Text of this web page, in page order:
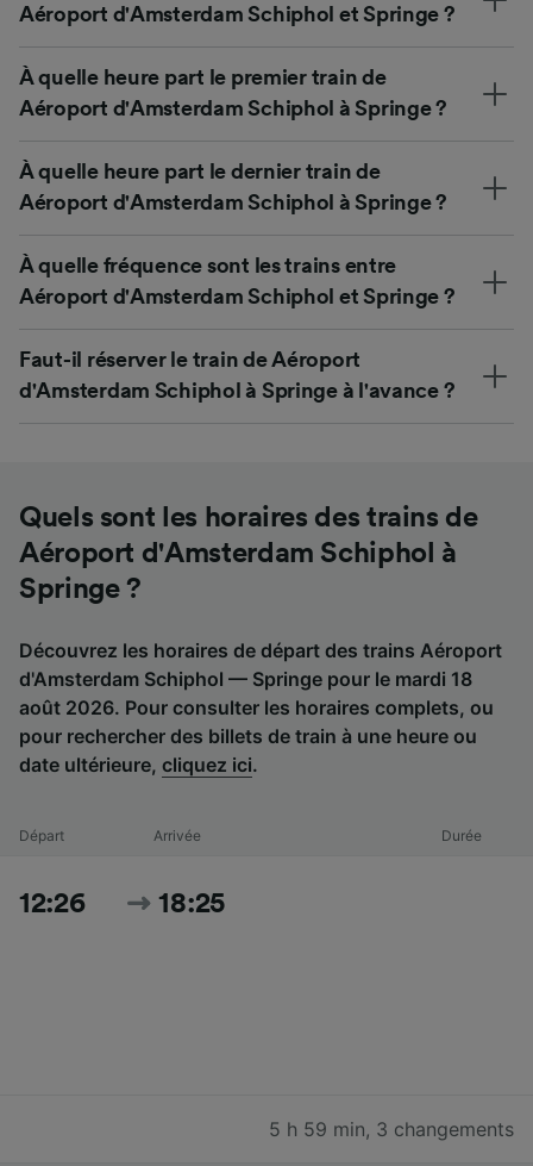
Aéroport d'Amsterdam Schiphol et Springe ?
À quelle heure part le premier train de
Aéroport d'Amsterdam Schiphol à Springe ?
À quelle heure part le dernier train de
Aéroport d'Amsterdam Schiphol à Springe ?
À quelle fréquence sont les trains entre
Aéroport d'Amsterdam Schiphol et Springe ?
Faut-il réserver le train de Aéroport
d'Amsterdam Schiphol à Springe à l'avance ?
Quels sont les horaires des trains de
Aéroport d'Amsterdam Schiphol à
Springe ?
Découvrez les horaires de départ des trains Aéroport
d'Amsterdam Schiphol — Springe pour le mardi 18
août 2026. Pour consulter les horaires complets, ou
pour rechercher des billets de train à une heure ou
date ultérieure, cliquez ici.
Départ Arrivée Durée
12:26 18:25
5 h 59 min, 3 changements